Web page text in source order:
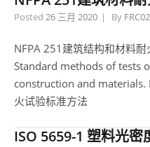
Posted 26 三月 2020 By FRC02
NFPA 251建筑结构和材料
Standard methods of tests
construction and materials.
火试验标准方法
ISO 5659-1 塑料光密